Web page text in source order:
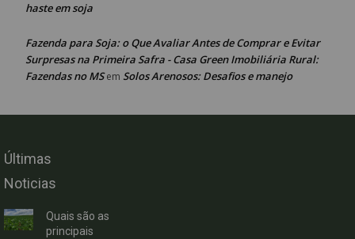
haste em soja
Fazenda para Soja: o Que Avaliar Antes de Comprar e Evitar
Surpresas na Primeira Safra - Casa Green Imobiliária Rural:
Fazendas no MSem Solos Arenosos: Desafios e manejo
Últimas
Noticias
Quais são as
principais